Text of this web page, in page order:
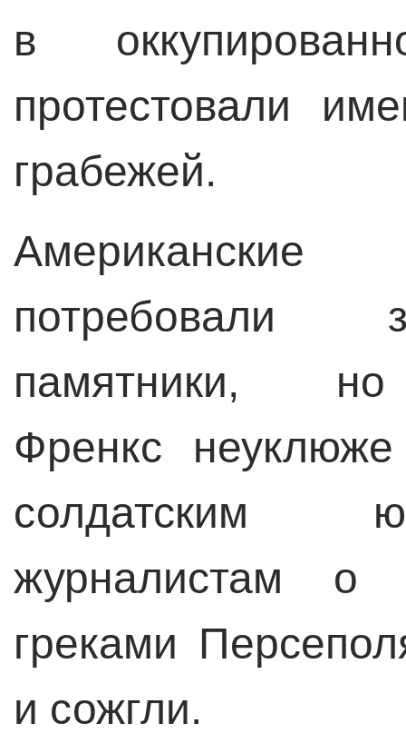
в
протестовали
грабежей.
потребовали
памятники,
Френкс
солдатским
журналистам о
греками
и сожгли.